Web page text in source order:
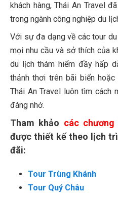
khách hàng, Thái An Travel
trong ngành công nghiệp du
Với sự đa dạng về các tour
mọi nhu cầu và sở thích của
du lịch thám hiểm đầy hấp
thảnh thơi trên bãi biển
Thái An Travel luôn tìm cách
đáng nhớ.
Tham khảo các
được thiết kế theo lịch
đãi:
Tour Trùng Khánh
Tour Quý Châu